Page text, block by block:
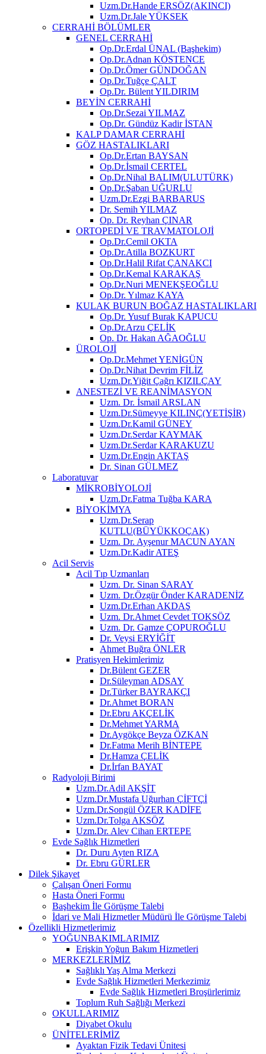
Uzm.Dr.Hande ERSÖZ(AKINCI)
Uzm.Dr.Jale YÜKSEK
CERRAHİ BÖLÜMLER
GENEL CERRAHİ
Op.Dr.Erdal ÜNAL (Başhekim)
Op.Dr.Adnan KÖSTENCE
Op.Dr.Ömer GÜNDOĞAN
Op.Dr.Tuğçe ÇALT
Op.Dr. Bülent YILDIRIM
BEYİN CERRAHİ
Op.Dr.Sezai YILMAZ
Op.Dr. Gündüz Kadir İSTAN
KALP DAMAR CERRAHİ
GÖZ HASTALIKLARI
Op.Dr.Ertan BAYSAN
Op.Dr.İsmail CERTEL
Op.Dr.Nihal BALIM(ULUTÜRK)
Op.Dr.Şaban UĞURLU
Uzm.Dr.Ezgi BARBARUS
Dr. Semih YILMAZ
Op. Dr. Reyhan ÇINAR
ORTOPEDİ VE TRAVMATOLOJİ
Op.Dr.Cemil OKTA
Op.Dr.Atilla BOZKURT
Op.Dr.Halil Rifat ÇANAKCI
Op.Dr.Kemal KARAKAŞ
Op.Dr.Nuri MENEKŞEOĞLU
Op.Dr. Yılmaz KAYA
KULAK BURUN BOĞAZ HASTALIKLARI
Op.Dr. Yusuf Burak KAPUCU
Op.Dr.Arzu ÇELİK
Op. Dr. Hakan AĞAOĞLU
ÜROLOJİ
Op.Dr.Mehmet YENİGÜN
Op.Dr.Nihat Devrim FİLİZ
Uzm.Dr.Yiğit Çağrı KIZILÇAY
ANESTEZİ VE REANİMASYON
Uzm. Dr. İsmail ARSLAN
Uzm.Dr.Sümeyye KILINÇ(YETİŞİR)
Uzm.Dr.Kamil GÜNEY
Uzm.Dr.Serdar KAYMAK
Uzm.Dr.Serdar KARAKUZU
Uzm.Dr.Engin AKTAŞ
Dr. Sinan GÜLMEZ
Laboratuvar
MİKROBİYOLOJİ
Uzm.Dr.Fatma Tuğba KARA
BİYOKİMYA
Uzm.Dr.Serap
KUTLU(BÜYÜKKOÇAK)
Uzm. Dr. Ayşenur MACUN AYAN
Uzm.Dr.Kadir ATEŞ
Acil Servis
Acil Tıp Uzmanları
Uzm. Dr. Sinan SARAY
Uzm. Dr.Özgür Önder KARADENİZ
Uzm.Dr.Erhan AKDAŞ
Uzm. Dr.Ahmet Cevdet TOKSÖZ
Uzm. Dr. Gamze ÇOPUROĞLU
Dr. Veysi ERYİĞİT
Ahmet Buğra ÖNLER
Pratisyen Hekimlerimiz
Dr.Bülent GEZER
Dr.Süleyman ADSAY
Dr.Türker BAYRAKÇI
Dr.Ahmet BORAN
Dr.Ebru AKÇELİK
Dr.Mehmet YARMA
Dr.Aygökçe Beyza ÖZKAN
Dr.Fatma Merih BİNTEPE
Dr.Hamza ÇELİK
Dr.İrfan BAYAT
Radyoloji Birimi
Uzm.Dr.Adil AKŞİT
Uzm.Dr.Mustafa Uğurhan ÇİFTÇİ
Uzm.Dr.Songül ÖZER KADİFE
Uzm.Dr.Tolga AKSÖZ
Uzm.Dr. Alev Cihan ERTEPE
Evde Sağlık Hizmetleri
Dr. Duru Ayten RIZA
Dr. Ebru GÜRLER
Dilek Şikayet
Çalışan Öneri Formu
Hasta Öneri Formu
Başhekim İle Görüşme Talebi
İdari ve Mali Hizmetler Müdürü İle Görüşme Talebi
Özellikli Hizmetlerimiz
YOĞUNBAKIMLARIMIZ
Erişkin Yoğun Bakım Hizmetleri
MERKEZLERİMİZ
Sağlıklı Yaş Alma Merkezi
Evde Sağlık Hizmetleri Merkezimiz
Evde Sağlık Hizmetleri Broşürlerimiz
Toplum Ruh Sağlığı Merkezi
OKULLARIMIZ
Diyabet Okulu
ÜNİTELERİMİZ
Ayaktan Fizik Tedavi Ünitesi